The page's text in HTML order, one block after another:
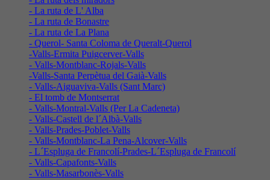
- La ruta de L' Alba
- La ruta de Bonastre
- La ruta de La Plana
- Querol- Santa Coloma de Queralt-Querol
-Valls-Ermita Puigcerver-Valls
- Valls-Montblanc-Rojals-Valls
-Valls-Santa Perpètua del Gaià-Valls
- Valls-Aiguaviva-Valls (Sant Marc)
- El tomb de Montserrat
- Valls-Montral-Valls (Per La Cadeneta)
- Valls-Castell de l´Albà-Valls
- Valls-Prades-Poblet-Valls
- Valls-Montblanc-La Pena-Alcover-Valls
- L´Espluga de Francolí-Prades-L´Espluga de Francolí
- Valls-Capafonts-Valls
- Valls-Masarbonès-Valls